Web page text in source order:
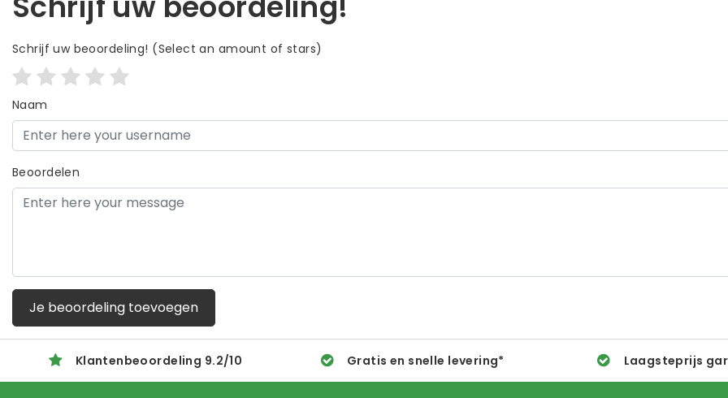
Schrijf uw beoordeling! (Select an amount of stars)
Naam
Beoordelen
Je beoordeling toevoegen
Klantenbeoordeling 9.2/10 Gratis en snelle levering* Laagsteprijs